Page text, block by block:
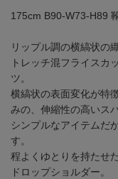
175cm B90-W73-H89
リップル調の横縞状の
トレッチ混フライスカ
ツ。
横縞状の表面変化が特
みの、伸縮性の高いス
シンプルなアイテムだ
す。
程よくゆとりを持たせ
ドロップショルダー。